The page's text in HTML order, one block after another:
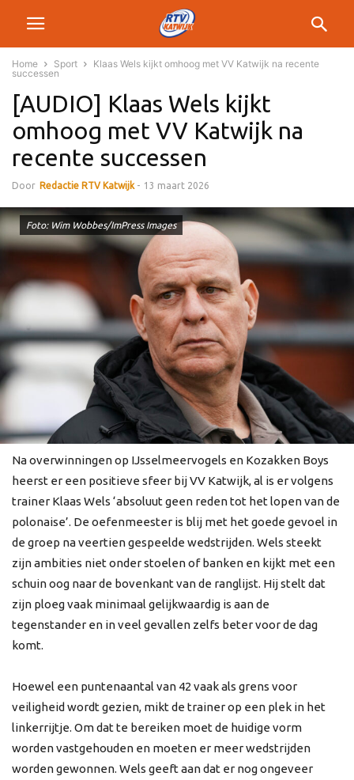
Home Sport
Klaas Wels kijkt omhoog met VV Katwijk na recente
successen
[AUDIO] Klaas Wels kijkt
omhoog met VV Katwijk na
recente successen
Door Redactie RTV Katwijk - 13 maart 2026
Foto: Wim Wobbes/ImPress Images
Na overwinningen op IJsselmeervogels en Kozakken Boys
heerst er een positieve sfeer bij VV Katwijk, al is er volgens
trainer Klaas Wels ‘absoluut geen reden tot het lopen van de
polonaise’. De oefenmeester is blij met het goede gevoel in
de groep na veertien gespeelde wedstrijden. Wels steekt
zijn ambities niet onder stoelen of banken en kijkt met een
schuin oog naar de bovenkant van de ranglijst. Hij stelt dat
zijn ploeg vaak minimaal gelijkwaardig is aan de
tegenstander en in veel gevallen zelfs beter voor de dag
komt.
Hoewel een puntenaantal van 42 vaak als grens voor
veiligheid wordt gezien, mikt de trainer op een plek in het
linkerrijtje. Om dat te bereiken moet de huidige vorm
worden vastgehouden en moeten er meer wedstrijden
worden gewonnen. Wels geeft aan dat er nog ongeveer